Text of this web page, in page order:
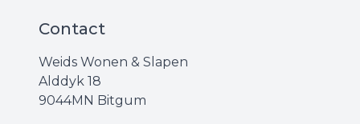
Contact
Weids Wonen & Slapen
Alddyk 18
9044MN Bitgum